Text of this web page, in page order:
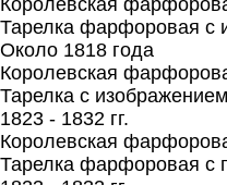
Тарелка фарфоровая с
Около 1818 года
Королевская
Тарелка с
1823 - 1832 гг.
Королевская
Тарелка фарфоровая с